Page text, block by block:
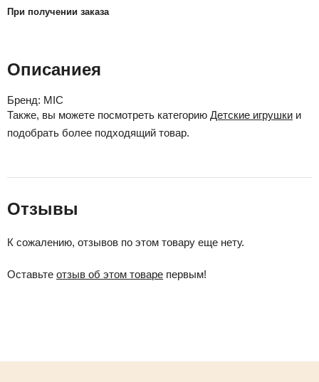
При получении заказа
Описаниея
Бренд: MIC
Также, вы можете посмотреть категорию Детские игрушки и
подобрать более подходящий товар.
Отзывы
К сожалению, отзывов по этом товару еще нету.
Оставьте отзыв об этом товаре первым!